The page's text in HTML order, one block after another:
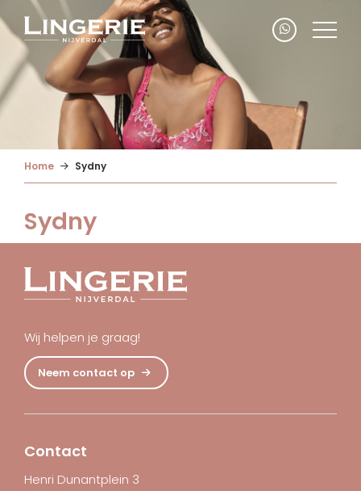
Home Sydny
Sydny
Wij helpen je graag!
Neem contact op
Contact
Henri Dunantplein 3